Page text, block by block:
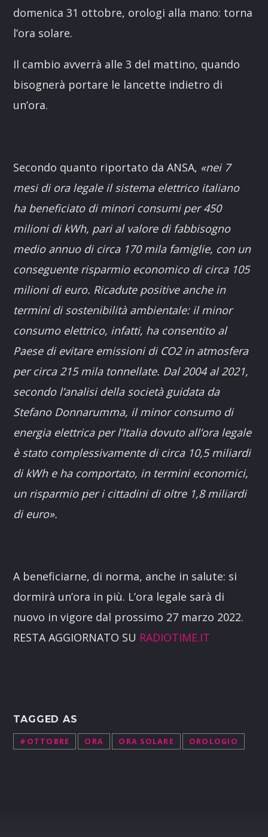
domenica 31 ottobre, orologi alla mano: torna
l’ora solare.
Il cambio avverrà alle 3 del mattino, quando
bisognerà portare le lancette indietro di
un’ora.
Secondo quanto riportato da ANSA, «nei 7
mesi di ora legale il sistema elettrico italiano
ha beneficiato di minori consumi per 450
milioni di kWh, pari al valore di fabbisogno
medio annuo di circa 170 mila famiglie, con un
conseguente risparmio economico di circa 105
milioni di euro. Ricadute positive anche in
termini di sostenibilità ambientale: il minor
consumo elettrico, infatti, ha consentito al
Paese di evitare emissioni di CO2 in atmosfera
per circa 215 mila tonnellate. Dal 2004 al 2021,
secondo l’analisi della società guidata da
Stefano Donnarumma, il minor consumo di
energia elettrica per l’Italia dovuto all’ora legale
è stato complessivamente di circa 10,5 miliardi
di kWh e ha comportato, in termini economici,
un risparmio per i cittadini di oltre 1,8 miliardi
di euro».
A beneficiarne, di norma, anche in salute: si
dormirà un’ora in più. L’ora legale sarà di
nuovo in vigore dal prossimo 27 marzo 2022.
RESTA AGGIORNATO SU RADIOTIME.IT
TAGGED AS
#OTTOBRE ORA ORA SOLARE OROLOGIO